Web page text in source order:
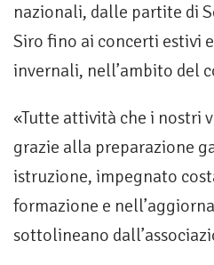
nazionali, dalle partite di
Siro fino ai concerti estivi
invernali, nell’ambito del
«Tutte attività che i nostri
grazie alla preparazione
istruzione, impegnato
formazione e
sottolineano